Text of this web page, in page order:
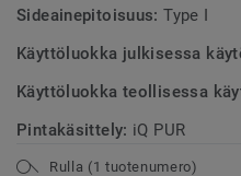
Sideainepitoisuus:Type I
Käyttöluokka julkisessa
Käyttöluokka teollisessa
Pintakäsittely: iQ PUR
Rulla (1 tuotenumero)